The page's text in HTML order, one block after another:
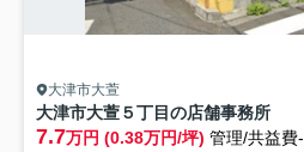
大津市大萱
大津市大萱５丁目の店舗事務所
7.7万円 (0.38万円/坪) 管理/共益費-